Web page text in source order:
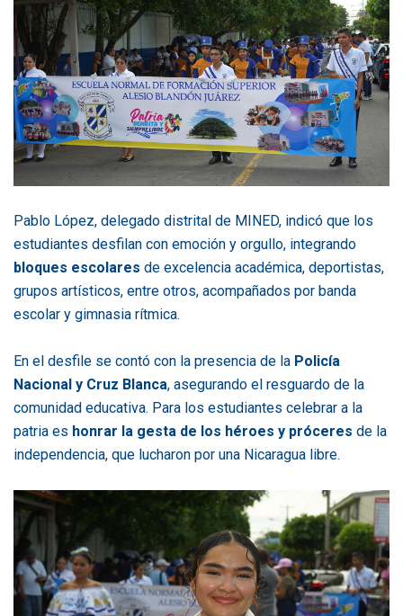
Pablo López, delegado distrital de MINED, indicó que los
estudiantes desfilan con emoción y orgullo, integrando
bloques escolares de excelencia académica, deportistas,
grupos artísticos, entre otros, acompañados por banda
escolar y gimnasia rítmica.
En el desfile se contó con la presencia de la Policía
Nacional y Cruz Blanca, asegurando el resguardo de la
comunidad educativa. Para los estudiantes celebrar a la
patria es honrar la gesta de los héroes y próceres de la
independencia, que lucharon por una Nicaragua libre.